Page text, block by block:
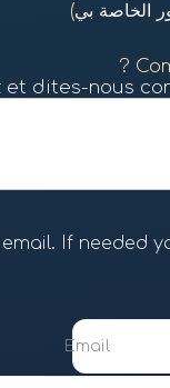
الخاصة بي)
dites-nous
If needed
Email